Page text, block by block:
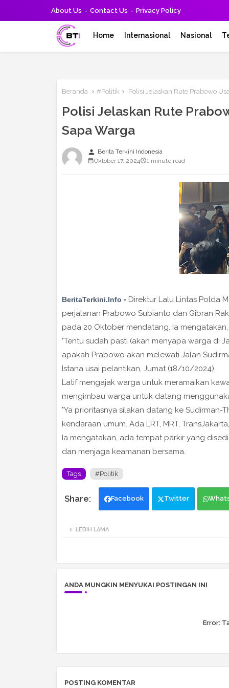
About Us Contact Us Privacy Policy
Home Internasional Nasional
Beranda #Politik Polisi Jelaskan Rute Prabowo
Polisi Jelaskan Rute
Sapa Warga
person Berita Terkini Indonesia
Oktober 17, 2024
1 minute read
BeritaTerkini.Info - Direktur Lalu Lintas Polda
perjalanan Prabowo Subianto dan Gibran
pada 20 Oktober mendatang. Ia
"Tentu sudah pasti (akan menyapa warga di
apakah Prabowo akan melewati Jalan
Istana usai pelantikan, Jumat (18/10/2024).
Latif mengajak warga untuk meramaikan
mengimbau warga untuk datang
"Ya prioritasnya silakan datang ke
kendaraan umum. Ada LRT, MRT,
Ia mengatakan, ada tempat parkir yang
dan menjaga keamanan bersama.
Tags #Politik
Facebook Twitter
LEBIH LAMA
ANDA MUNGKIN MENYUKAI POSTINGAN INI
Error:
POSTING KOMENTAR